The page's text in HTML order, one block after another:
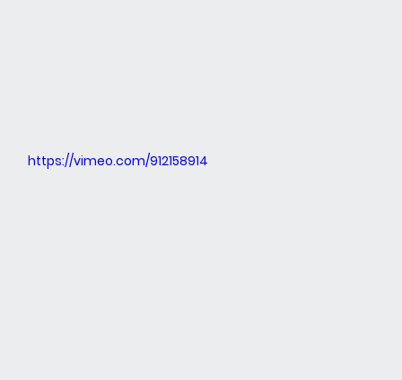
https://vimeo.com/912158914